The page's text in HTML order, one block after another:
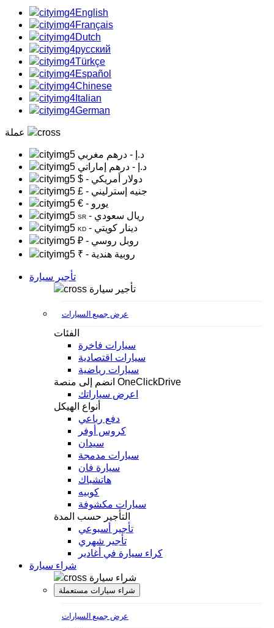
English
Français
Dutch
русский
Türkçe
Español
Chinese
Italian
German
د.إ - درهم مغربي
د.إ - درهم إماراتي
$
- دولار أمريكي
£
- جنيه إسترليني
€
- يورو
SR - ريال سعودي
KD
- دينار كويتي
₽
- روبل روسي
₹
- روبية هندية
تأجير سيارة
تأجير سيارة
عرض جميع السيارات
الفئات
سيارات فاخرة
سيارات اقتصادية
سيارات رياضية
انضم إلى منصة OneClickDrive
اعرض سياراتك
أنواع الهيكل
دفع رباعي
كروس أوفر
سيدان
سيارات مدمجة
سيارة فان
هاتشباك
كوبيه
سيارات مكشوفة
التأجير حسب المدة
تأجير أسبوعي
تأجير شهري
كراء سيارة في أغادير
شراء سيارة
شراء سيارة
شراء سيارات مستعملة
عرض جميع السيارات